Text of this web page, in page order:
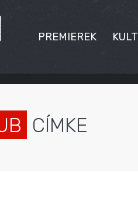
PREMIEREK KULT
CÍMKE